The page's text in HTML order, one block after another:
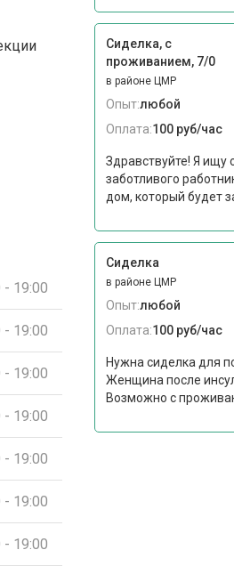
- 19:00
- 19:00
- 19:00
- 19:00
- 19:00
- 19:00
- 19:00
Сиделка, с
проживанием, 7/0
в районе ЦМР
Опыт:любой
Оплата:100 руб/час
Здравствуйте! Я ищу
заботливого
дом, который будет
Сиделка
в районе ЦМР
Опыт:любой
Оплата:100 руб/час
Нужна сиделка для
Женщина после
Возможно с